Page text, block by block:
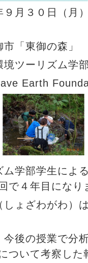
９月３０日（月
「東御の森」
ツーリズム学
Earth
学部学生によ
で４年目になり
ょざわがわ）
後の授業で分
ついて考察し